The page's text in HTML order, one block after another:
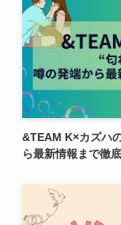
&TEAM K×カズハ
ら最新情報まで徹